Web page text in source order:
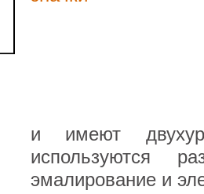
и имеют
используются
эмалирование и